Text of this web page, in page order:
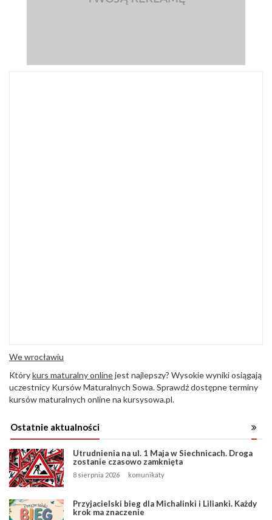
We wrocławiu
Którykurs maturalny onlinejest najlepszy? Wysokie wyniki osiągają
uczestnicy Kursów Maturalnych Sowa. Sprawdź dostępne terminy
kursów maturalnych online na kursysowa.pl.
Ostatnie aktualności
Utrudnienia na ul. 1 Maja w Siechnicach. Droga
zostanie czasowo zamknięta
8 sierpnia 2026 komunikaty
Przyjacielski bieg dla Michalinki i Lilianki. Każdy
krok ma znaczenie